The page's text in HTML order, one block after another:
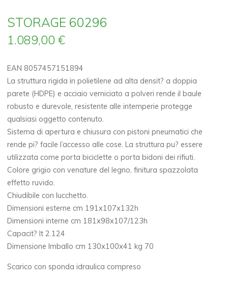
STORAGE 60296
1.089,00€
EAN 8057457151894
La struttura rigida in polietilene ad alta densit? a doppia
parete (HDPE) e acciaio verniciato a polveri rende il baule
robusto e durevole, resistente alle intemperie protegge
qualsiasi oggetto contenuto.
Sistema di apertura e chiusura con pistoni pneumatici che
rende pi? facile l’accesso alle cose. La struttura pu? essere
utilizzata come porta biciclette o porta bidoni dei rifiuti.
Colore grigio con venature del legno, finitura spazzolata
effetto ruvido.
Chiudibile con lucchetto.
Dimensioni esterne cm 191x107x132h
Dimensioni interne cm 181x98x107/123h
Capacit? lt 2.124
Dimensione Imballo cm 130x100x41 kg 70
Scarico con sponda idraulica compreso